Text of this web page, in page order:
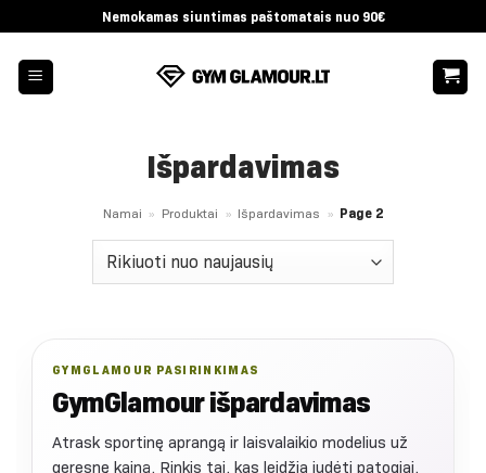
to
content
Nemokamas siuntimas paštomatais nuo 90€
Išpardavimas
Namai » Produktai » Išpardavimas » Page 2
GYMGLAMOUR PASIRINKIMAS
GymGlamour išpardavimas
Atrask sportinę aprangą ir laisvalaikio modelius už
geresnę kainą. Rinkis tai, kas leidžia judėti patogiai,